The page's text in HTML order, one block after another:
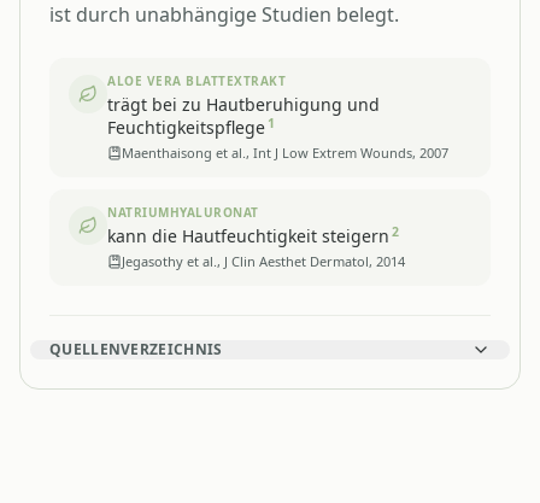
ist durch unabhängige Studien belegt.
ALOE VERA BLATTEXTRAKT
trägt bei zu Hautberuhigung und
Feuchtigkeitspflege 1
Maenthaisong et al., Int J Low Extrem Wounds, 2007
NATRIUMHYALURONAT
kann die Hautfeuchtigkeit steigern 2
Jegasothy et al., J Clin Aesthet Dermatol, 2014
QUELLENVERZEICHNIS